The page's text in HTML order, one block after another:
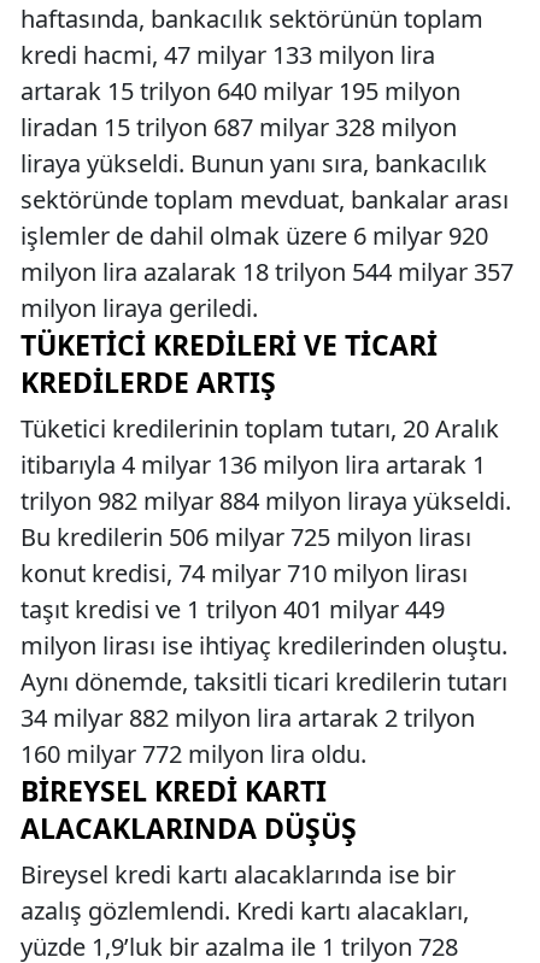
haftasında, bankacılık sektörünün toplam
kredi hacmi, 47 milyar 133 milyon lira
artarak 15 trilyon 640 milyar 195 milyon
liradan 15 trilyon 687 milyar 328 milyon
liraya yükseldi. Bunun yanı sıra, bankacılık
sektöründe toplam mevduat, bankalar arası
işlemler de dahil olmak üzere 6 milyar 920
milyon lira azalarak 18 trilyon 544 milyar 357
milyon liraya geriledi.
TÜKETICI KREDILERI VE TICARI
KREDILERDE ARTIŞ
Tüketici kredilerinin toplam tutarı, 20 Aralık
itibarıyla 4 milyar 136 milyon lira artarak 1
trilyon 982 milyar 884 milyon liraya yükseldi.
Bu kredilerin 506 milyar 725 milyon lirası
konut kredisi, 74 milyar 710 milyon lirası
taşıt kredisi ve 1 trilyon 401 milyar 449
milyon lirası ise ihtiyaç kredilerinden oluştu.
Aynı dönemde, taksitli ticari kredilerin tutarı
34 milyar 882 milyon lira artarak 2 trilyon
160 milyar 772 milyon lira oldu.
BIREYSEL KREDI KARTI
ALACAKLARINDA DÜŞÜŞ
Bireysel kredi kartı alacaklarında ise bir
azalış gözlemlendi. Kredi kartı alacakları,
yüzde 1,9’luk bir azalma ile 1 trilyon 728